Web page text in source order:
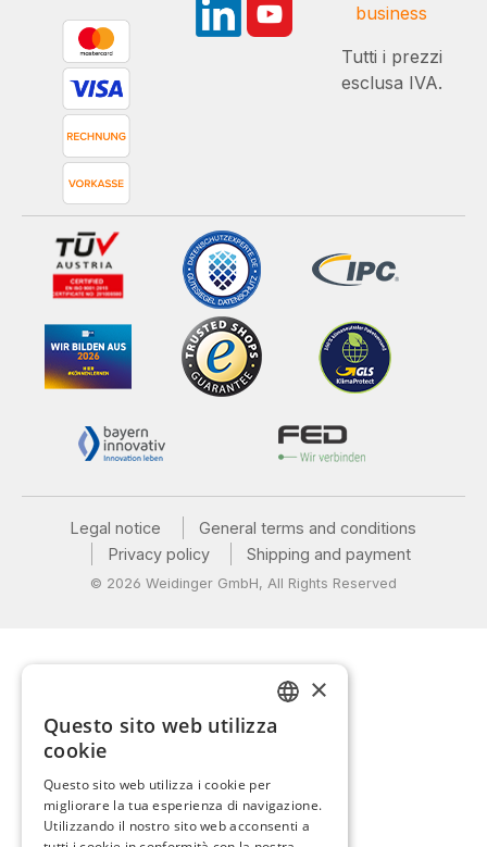
business
Tutti i prezzi
esclusa IVA.
Legal notice
General terms and conditions
Privacy policy
Shipping and payment
© 2026 Weidinger GmbH, All Rights Reserved
FRENCH
ITALIAN
×
Questo sito web utilizza
cookie
Questo sito web utilizza i cookie per
migliorare la tua esperienza di navigazione.
Utilizzando il nostro sito web acconsenti a